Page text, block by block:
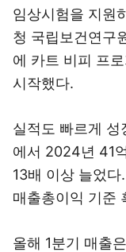
임상시험을 지원
청 국립보건연구
에 카트 비피 프
시작했다.
실적도 빠르게
에서 2024년 41
13배 이상 늘었
매출총이익 기준
올해 1분기 매출